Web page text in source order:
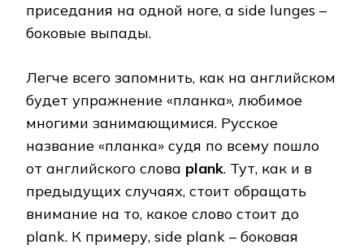
приседания на одной ноге, а side lunges –
боковые выпады.
Легче всего запомнить, как на английском
будет упражнение «планка», любимое
многими занимающимися. Русское
название «планка» судя по всему пошло
от английского слова plank. Тут, как и в
предыдущих случаях, стоит обращать
внимание на то, какое слово стоит до
plank. К примеру, side plank – боковая